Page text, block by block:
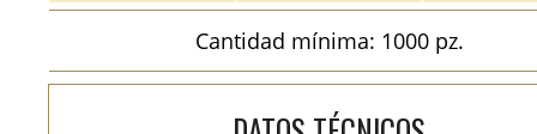
Cantidad mínima: 1000 pz.